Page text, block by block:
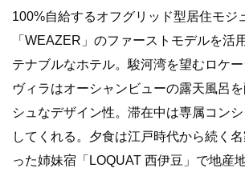
100%自給するオフグリッド型居住モジ
「WEAZER」のファーストモデルを活
テナブルなホテル。駿河湾を望むロケ
ヴィラはオーシャンビューの露天風呂
シュなデザイン性。滞在中は専属コン
してくれる。夕食は江戸時代から続く
った姉妹宿「LOQUAT 西伊豆」で地産